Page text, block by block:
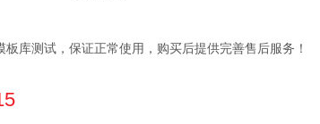
板库测试，保证正常使用，购买后提供完善售后服务！